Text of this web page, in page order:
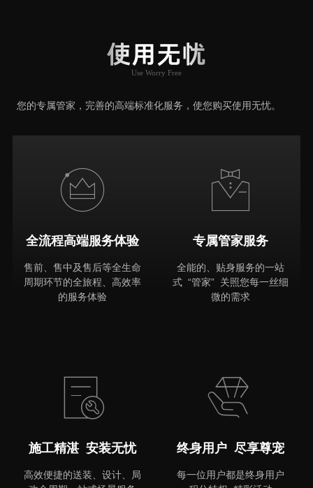
使用无忧
Use Worry Free
您的专属管家，完善的高端标准化服务，使您购买使用无忧。
全流程高端服务体验
售前、售中及售后等全生命
周期环节的全旅程、高效率
的服务体验
专属管家服务
全能的、贴身服务的一站
式 “管家” 关照您每一丝细
微的需求
施工精湛 安装无忧
高效便捷的送装、设计、局
终身用户 尽享尊宠
每一位用户都是终身用户